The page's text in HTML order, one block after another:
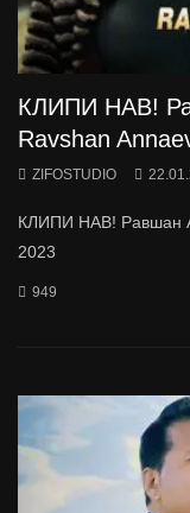
КЛИПИ НАВ!
Ravshan
ZIFOSTUDIO
КЛИПИ НАВ! Равшан
2023
949